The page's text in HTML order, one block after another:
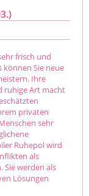
frisch und
Sie neue
Ihre
ruhige Art macht
privaten
sehr
Ruhepol wird
als
Sie werden als
Lösungen